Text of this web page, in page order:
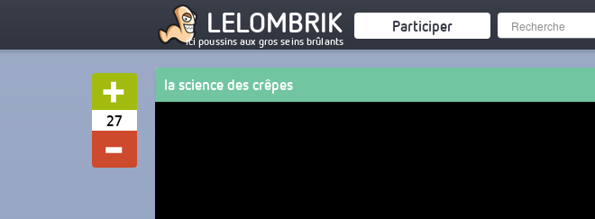
LELOMBRIK
ici poussins aux gros seins brûlants
Participer
27
la science des crêpes